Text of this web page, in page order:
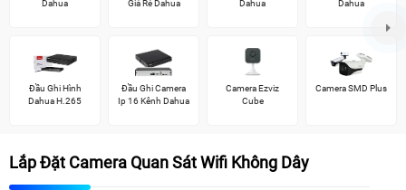
Dahua
Giá Rẻ Dahua
Dahua
Dahua
Đầu Ghi Hình
Dahua H.265
Đầu Ghi Camera
Ip 16 Kênh Dahua
Camera Ezviz
Cube
Camera SMD Plus
Lắp Đặt Camera Quan Sát Wifi Không Dây